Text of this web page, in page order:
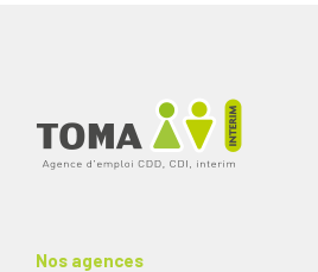
Nos agences